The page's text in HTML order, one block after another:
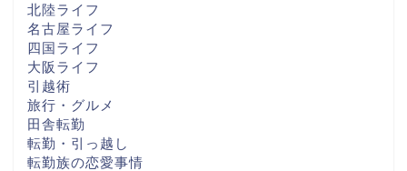
北陸ライフ
名古屋ライフ
四国ライフ
大阪ライフ
引越術
旅行・グルメ
田舎転勤
転勤・引っ越し
転勤族の恋愛事情